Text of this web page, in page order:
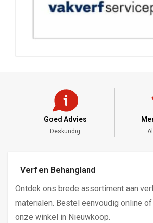
Meng Service
Alle Kleuren
Verf en Behangland
Ontdek ons brede assortiment aan
materialen. Bestel eenvoudig online
onze winkel in Nieuwkoop.